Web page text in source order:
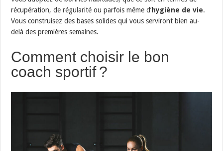
récupération, de régularité ou parfois même d’hygiène de vie.
Vous construisez des bases solides qui vous serviront bien au-
delà des premières semaines.
Comment choisir le bon
coach sportif ?